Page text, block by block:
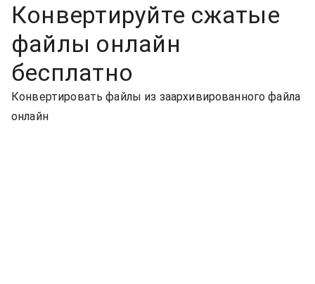
Конвертируйте сжатые
файлы онлайн
бесплатно
Конвертировать файлы из заархивированного файла
онлайн